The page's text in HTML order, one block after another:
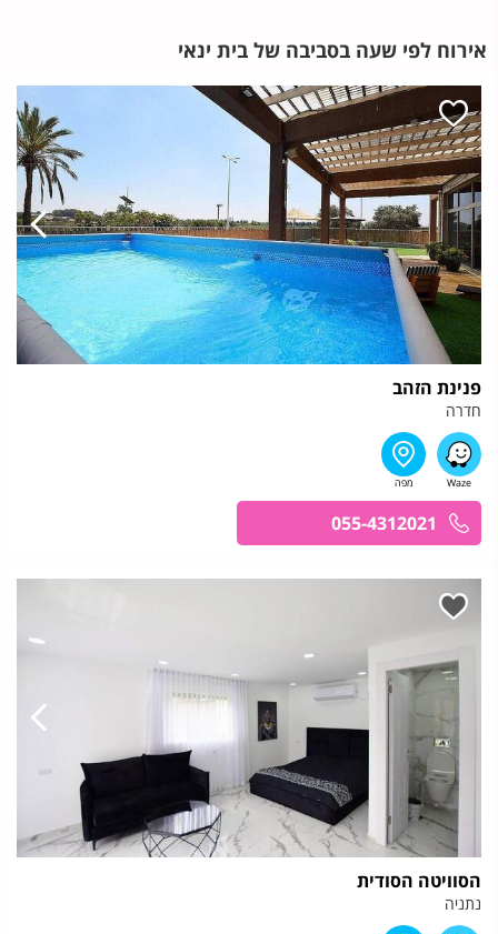
אירוח לפי שעה בסביבה של בית ינאי
פנינת הזהב
חדרה
055-4312021
הסוויטה הסודית
נתניה